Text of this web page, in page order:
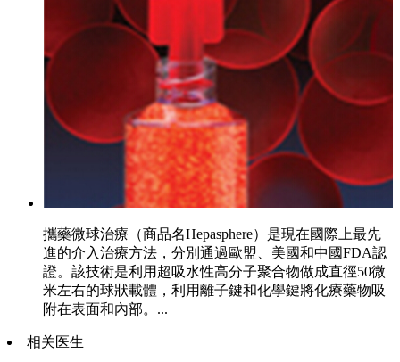
攜藥微球治療（商品名Hepasphere）是現在國際上最先
進的介入治療方法，分別通過歐盟、美國和中國FDA認
證。該技術是利用超吸水性高分子聚合物做成直徑50微
米左右的球狀載體，利用離子鍵和化學鍵將化療藥物吸
附在表面和內部。...
相关医生